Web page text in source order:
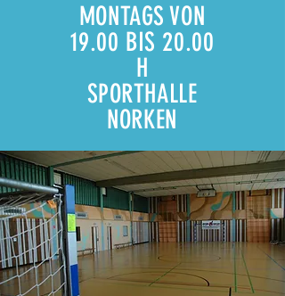
MONTAGS VON
19.00 BIS 20.00
H
SPORTHALLE
NORKEN